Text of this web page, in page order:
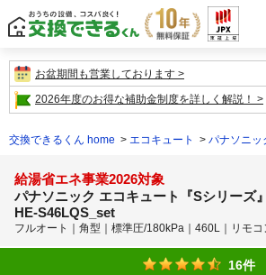
お盆期間も営業しております
2026年度のお得な補助金制度を詳しく解説！
交換できるくん home エコキュート パナソニッ
給湯省エネ事業2026対象
パナソニック エコキュート『Sシリーズ』
HE-S46LQS_set
フルオート｜角型｜標準圧/180kPa｜460L｜リモコ
16件